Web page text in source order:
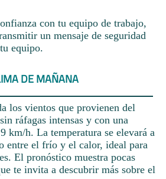
con tu equipo de trabajo,
un mensaje de seguridad
equipo.
DE MAÑANA
los vientos que provienen del
ráfagas intensas y con una
km/h. La temperatura se elevará a
entre el frío y el calor, ideal para
El pronóstico muestra pocas
te invita a descubrir más sobre el